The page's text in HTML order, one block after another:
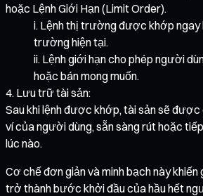
hoặc Lệnh Giới Hạn (Limit Order).
Lệnh thị trường được khớp ngay
trường hiện tại.
Lệnh giới hạn cho phép người
hoặc bán mong muốn.
Lưu trữ tài sản:
Sau khi lệnh được khớp, tài sản sẽ
ví của người dùng, sẵn sàng rút hoặc
lúc nào.
Cơ chế đơn giản và minh bạch này
trở thành bước khởi đầu của hầu hết